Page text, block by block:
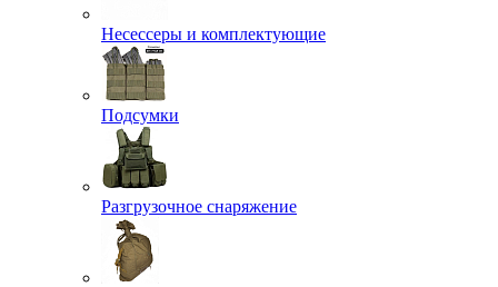
Несессеры и комплектующие
Подсумки
Разгрузочное снаряжение